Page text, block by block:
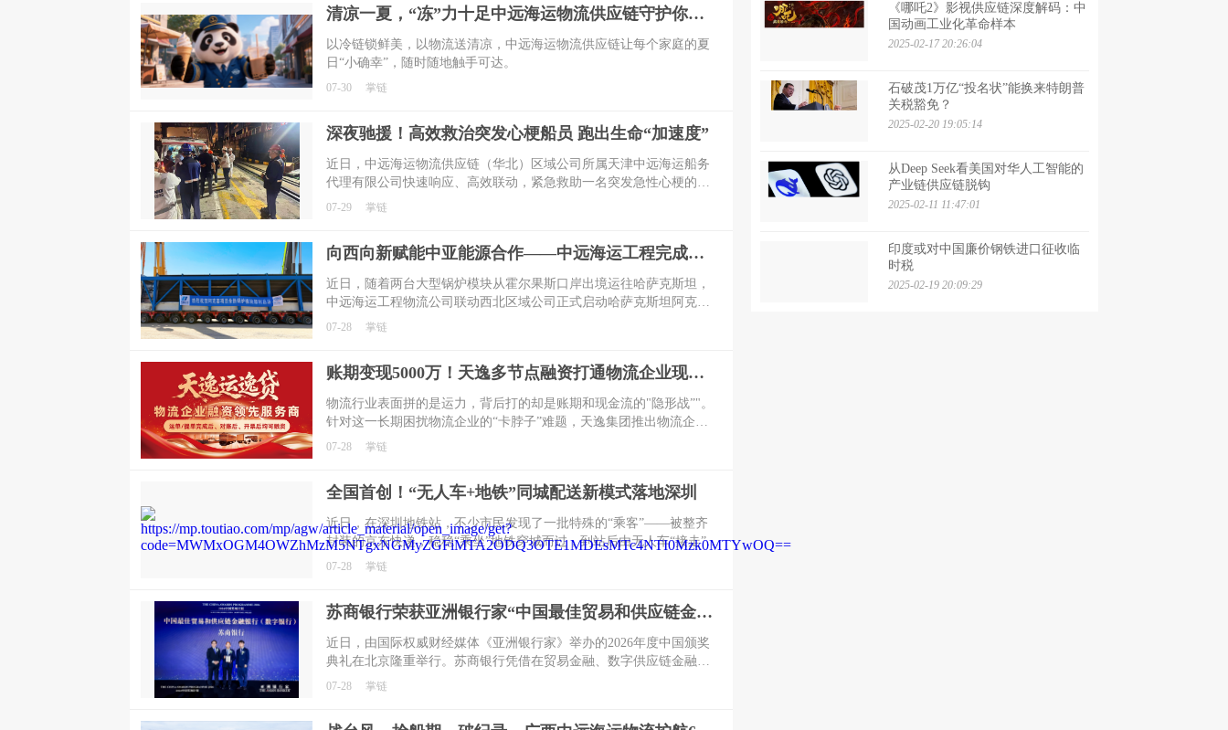
清凉一夏，“冻”力十足中远海运物流供应链守护你的冰爽夏天
以冷链锁鲜美，以物流送清凉，中远海运物流供应链让每个家庭的夏
日“小确幸”，随时随地触手可达。
07-30 掌链
深夜驰援！高效救治突发心梗船员 跑出生命“加速度”
​近日，中远海运物流供应链（华北）区域公司所属天津中远海运船务
代理有限公司快速响应、高效联动，紧急救助一名突发急性心梗的在
岗船员，以专业高效的应急处置能力，为生命健康保驾护航，用实际
07-29 掌链
向西向新赋能中亚能源合作——中远海运工程完成哈萨克斯坦阿克套燃机项目首批大件设备跨境发运
​近日，随着两台大型锅炉模块从霍尔果斯口岸出境运往哈萨克斯坦，
中远海运工程物流公司联动西北区域公司正式启动哈萨克斯坦阿克套
燃机大件物流跨境运输工作。
07-28 掌链
账期变现5000万！天逸多节点融资打通物流企业现金流
物流行业表面拼的是运力，背后打的却是账期和现金流的"隐形战”"。
针对这一长期困扰物流企业的“卡脖子”难题，天逸集团推出物流企业
融资产品——"运逸贷"。该产品单笔订单最高可融资5000万元，致力
07-28 掌链
全国首创！“无人车+地铁”同城配送新模式落地深圳
近日，在深圳地铁站，不少市民发现了一批特殊的“乘客”——被整齐
封装的京东快递，稳稳“乘坐”地铁穿城而过，到站后由无人车“接走”。
这是全国首创的“无人车+地铁”同城配送新模式，也是国内首次探索将
07-28 掌链
苏商银行荣获亚洲银行家“中国最佳贸易和供应链金融银行（数字银行）”奖项
近日，由国际权威财经媒体《亚洲银行家》举办的2026年度中国颁奖
典礼在北京隆重举行。苏商银行凭借在贸易金融、数字供应链金融领
域的深耕布局与数字化服务能力，实力斩获“中国最佳贸易和供应链金
07-28 掌链
《哪吒2》影视供应链深度解码：中
国动画工业化革命样本
2025-02-17 20:26:04
石破茂1万亿“投名状”能换来特朗普
关税豁免？
2025-02-20 19:05:14
从Deep Seek看美国对华人工智能的
产业链供应链脱钩
2025-02-11 11:47:01
印度或对中国廉价钢铁进口征收临
时税
2025-02-19 20:09:29